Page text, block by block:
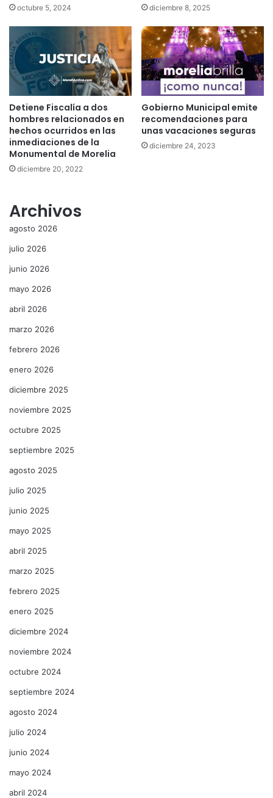
octubre 5, 2024 diciembre 8, 2025
Detiene Fiscalía a dos
hombres relacionados en
hechos ocurridos en las
inmediaciones de la
Monumental de Morelia
diciembre 20, 2022
Gobierno Municipal emite
recomendaciones para
unas vacaciones seguras
diciembre 24, 2023
Archivos
agosto 2026
julio 2026
junio 2026
mayo 2026
abril 2026
marzo 2026
febrero 2026
enero 2026
diciembre 2025
noviembre 2025
octubre 2025
septiembre 2025
agosto 2025
julio 2025
junio 2025
mayo 2025
abril 2025
marzo 2025
febrero 2025
enero 2025
diciembre 2024
noviembre 2024
octubre 2024
septiembre 2024
agosto 2024
julio 2024
junio 2024
mayo 2024
abril 2024